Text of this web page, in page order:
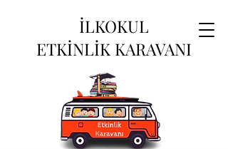
İLKOKUL
ETKİNLİK KARAVANI